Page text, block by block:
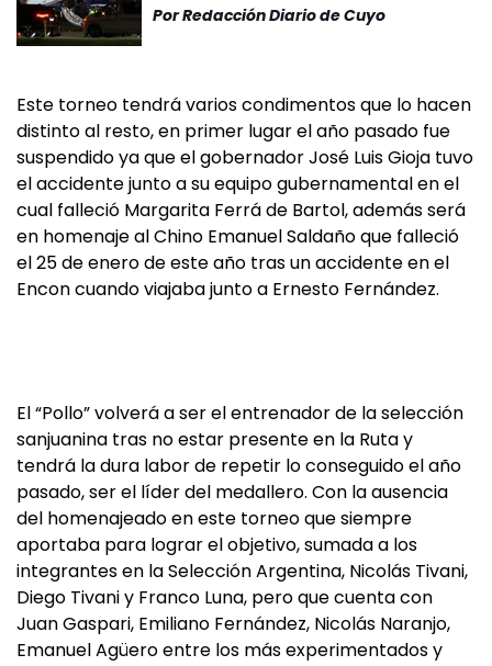
PorRedacción Diario de Cuyo
Este torneo tendrá varios condimentos que lo hacen
distinto al resto, en primer lugar el año pasado fue
suspendido ya que el gobernador José Luis Gioja tuvo
el accidente junto a su equipo gubernamental en el
cual falleció Margarita Ferrá de Bartol, además será
en homenaje al Chino Emanuel Saldaño que falleció
el 25 de enero de este año tras un accidente en el
Encon cuando viajaba junto a Ernesto Fernández.
El “Pollo” volverá a ser el entrenador de la selección
sanjuanina tras no estar presente en la Ruta y
tendrá la dura labor de repetir lo conseguido el año
pasado, ser el líder del medallero. Con la ausencia
del homenajeado en este torneo que siempre
aportaba para lograr el objetivo, sumada a los
integrantes en la Selección Argentina, Nicolás Tivani,
Diego Tivani y Franco Luna, pero que cuenta con
Juan Gaspari, Emiliano Fernández, Nicolás Naranjo,
Emanuel Agüero entre los más experimentados y